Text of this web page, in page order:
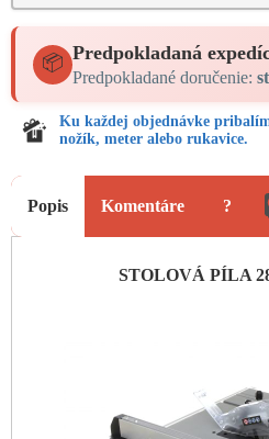
📦 Predpokladaná
Predpokladané doručenie:
Ku každej objednávke
nožík, meter alebo rukavice.
Popis Komentáre ?
STOLOVÁ PÍLA